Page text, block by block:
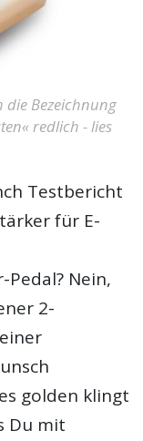
die Bezeichnung
redlich - lies
Testbericht
für E-
Nein,
2-
golden klingt
Du mit